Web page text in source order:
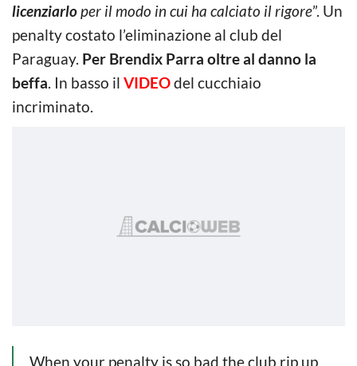
licenziarloper il modo in cui ha calciato il rigore”. Un
penalty costato l’eliminazione al club del
Paraguay. Per Brendix Parra oltre al danno la
beffa. In basso il VIDEOdel cucchiaio
incriminato.
When your penalty is so bad the club rip up